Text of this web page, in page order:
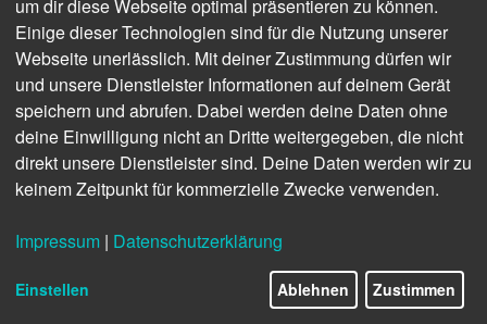
im E-Commerce. So steht der stationäre Handel vor
der Herausforderung, seine Marketingstrategien an
die spezifischen lokalen Bedingungen jeder Filiale
anzupassen, um die eigene Zielgruppe besonders
passend zu erreichen. Die Lösung ist eine
lokalen Faktoren miteinbezieht  und dafür sorgt,
dass Händler relevante Angebote an die lokalen
um dir diese Webseite optimal präsentieren zu können.
Einige dieser Technologien sind für die Nutzung unserer
Webseite unerlässlich. Mit deiner Zustimmung dürfen wir
und unsere Dienstleister Informationen auf deinem Gerät
speichern und abrufen. Dabei werden deine Daten ohne
deine Einwilligung nicht an Dritte weitergegeben, die nicht
direkt unsere Dienstleister sind. Deine Daten werden wir zu
keinem Zeitpunkt für kommerzielle Zwecke verwenden.
Impressum | Datenschutzerklärung
Einstellen Ablehnen Zustimmen